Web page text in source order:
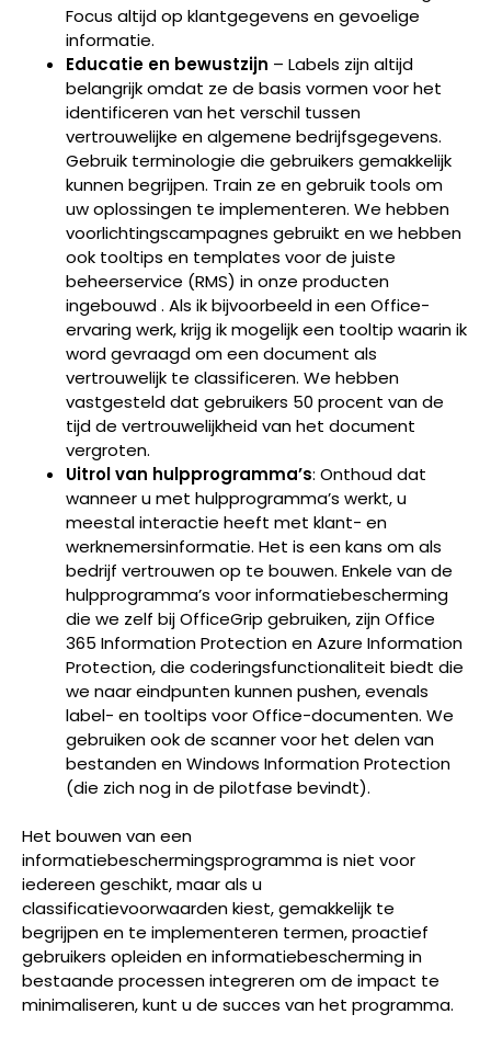
Focus altijd op klantgegevens en gevoelige
informatie.
Educatie en bewustzijn – Labels zijn altijd
belangrijk omdat ze de basis vormen voor het
identificeren van het verschil tussen
vertrouwelijke en algemene bedrijfsgegevens.
Gebruik terminologie die gebruikers gemakkelijk
kunnen begrijpen. Train ze en gebruik tools om
uw oplossingen te implementeren. We hebben
voorlichtingscampagnes gebruikt en we hebben
ook tooltips en templates voor de juiste
beheerservice (RMS) in onze producten
ingebouwd . Als ik bijvoorbeeld in een Office-
ervaring werk, krijg ik mogelijk een tooltip waarin ik
word gevraagd om een document als
vertrouwelijk te classificeren. We hebben
vastgesteld dat gebruikers 50 procent van de
tijd de vertrouwelijkheid van het document
vergroten.
Uitrol van hulpprogramma’s: Onthoud dat
wanneer u met hulpprogramma’s werkt, u
meestal interactie heeft met klant- en
werknemersinformatie. Het is een kans om als
bedrijf vertrouwen op te bouwen. Enkele van de
hulpprogramma’s voor informatiebescherming
die we zelf bij OfficeGrip gebruiken, zijn Office
365 Information Protection en Azure Information
Protection, die coderingsfunctionaliteit biedt die
we naar eindpunten kunnen pushen, evenals
label- en tooltips voor Office-documenten. We
gebruiken ook de scanner voor het delen van
bestanden en Windows Information Protection
(die zich nog in de pilotfase bevindt).
Het bouwen van een
informatiebeschermingsprogramma is niet voor
iedereen geschikt, maar als u
classificatievoorwaarden kiest, gemakkelijk te
begrijpen en te implementeren termen, proactief
gebruikers opleiden en informatiebescherming in
bestaande processen integreren om de impact te
minimaliseren, kunt u de succes van het programma.